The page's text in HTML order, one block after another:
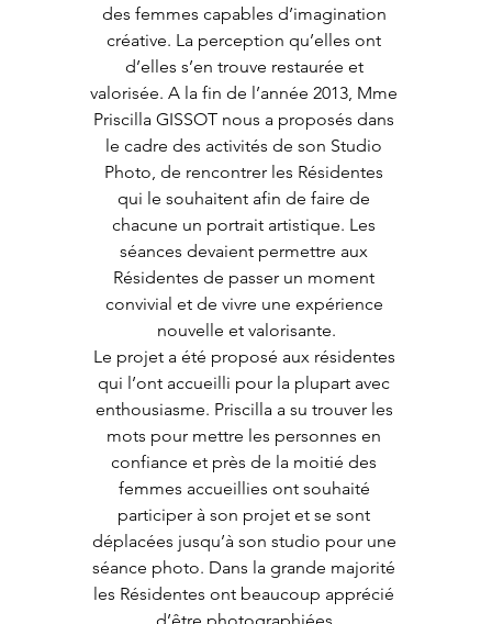
des femmes capables d’imagination
créative. La perception qu’elles ont
d’elles s’en trouve restaurée et
valorisée. A la fin de l’année 2013, Mme
Priscilla GISSOT nous a proposés dans
le cadre des activités de son Studio
Photo, de rencontrer les Résidentes
qui le souhaitent afin de faire de
chacune un portrait artistique. Les
séances devaient permettre aux
Résidentes de passer un moment
convivial et de vivre une expérience
nouvelle et valorisante.
Le projet a été proposé aux résidentes
qui l’ont accueilli pour la plupart avec
enthousiasme. Priscilla a su trouver les
mots pour mettre les personnes en
confiance et près de la moitié des
femmes accueillies ont souhaité
participer à son projet et se sont
déplacées jusqu’à son studio pour une
séance photo. Dans la grande majorité
les Résidentes ont beaucoup apprécié